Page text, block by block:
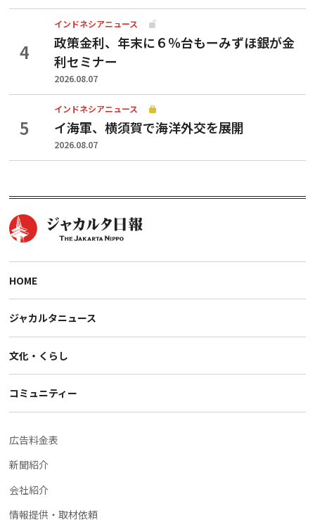
インドネシアニュース
政策金利、年末に６％台もーみずほ銀が金
利セミナー
2026.08.07
インドネシアニュース
イ海軍、横須賀で海洋外交を展開
2026.08.07
HOME
ジャカルタニュース
文化・くらし
コミュニティー
広告料金表
新聞紹介
会社紹介
情報提供・取材依頼